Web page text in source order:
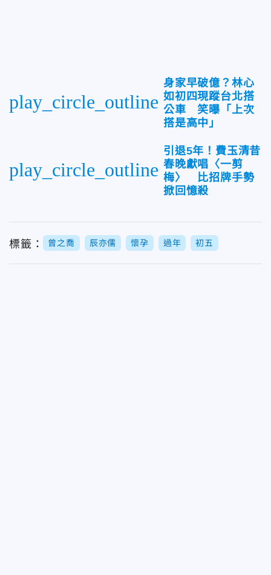
play_circle_outline
身家早破億？林心
如初四現蹤台北搭
公車 笑曝「上次
搭是高中」
play_circle_outline
引退5年！費玉清昔
春晚獻唱〈一剪
梅〉 比招牌手勢
掀回憶殺
標籤： 曾之喬 辰亦儒 懷孕 過年 初五